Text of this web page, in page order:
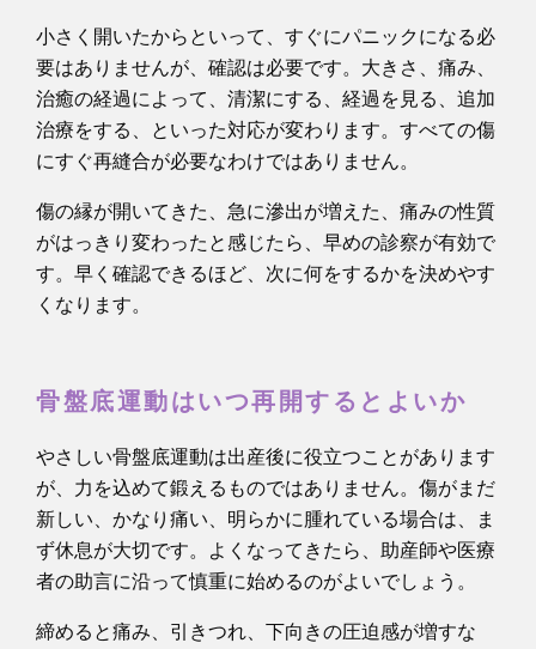
小さく開いたからといって、すぐにパニックになる必
要はありませんが、確認は必要です。大きさ、痛み、
治癒の経過によって、清潔にする、経過を見る、追加
治療をする、といった対応が変わります。すべての傷
にすぐ再縫合が必要なわけではありません。
傷の縁が開いてきた、急に滲出が増えた、痛みの性質
がはっきり変わったと感じたら、早めの診察が有効で
す。早く確認できるほど、次に何をするかを決めやす
くなります。
骨盤底運動はいつ再開するとよいか
やさしい骨盤底運動は出産後に役立つことがあります
が、力を込めて鍛えるものではありません。傷がまだ
新しい、かなり痛い、明らかに腫れている場合は、ま
ず休息が大切です。よくなってきたら、助産師や医療
者の助言に沿って慎重に始めるのがよいでしょう。
締めると痛み、引きつれ、下向きの圧迫感が増すな